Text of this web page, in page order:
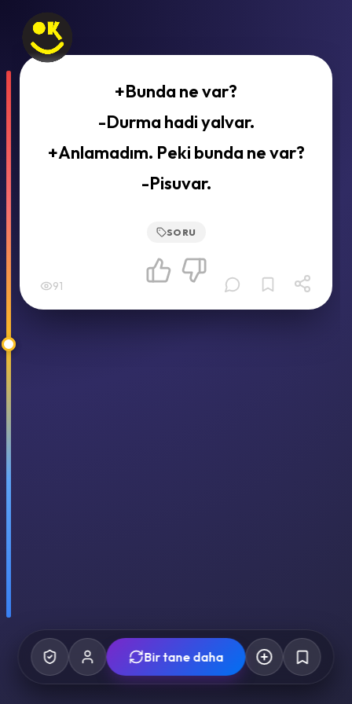
+Bunda ne var?
-Durma hadi yalvar.
+Anlamadım. Peki bunda ne var?
-Pisuvar.
SORU
91
Bir tane daha